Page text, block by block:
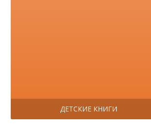
ДЕТСКИЕ КНИГИ